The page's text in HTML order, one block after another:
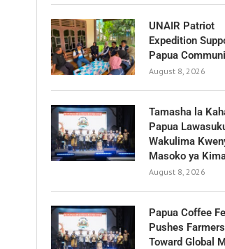
UNAIR Patriot
Expedition
Papua
August 8, 2026
Tamasha la
Papua
Wakulima
Masoko ya
August 8, 2026
Papua Coffee
Pushes Farmers
Toward Global